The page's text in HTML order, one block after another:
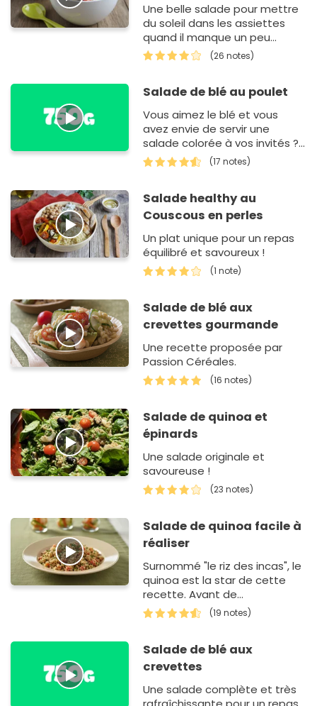
Une belle salade pour mettre
du soleil dans les assiettes
quand il manque un peu
dehors!
(26 notes)
Salade de blé au poulet
Vous aimez le blé et vous
avez envie de servir une
salade colorée à vos invités ?
Cette recette est très facile à
fai…
(17 notes)
Salade healthy au
Couscous en perles
Un plat unique pour un repas
équilibré et savoureux !
(1 note)
Salade de blé aux
crevettes gourmande
Une recette proposée par
Passion Céréales.
(16 notes)
Salade de quinoa et
épinards
Une salade originale et
savoureuse !
(23 notes)
Salade de quinoa facile à
réaliser
Surnommé "le riz des incas", le
quinoa est la star de cette
recette. Avant de
commencer, vous devez rincer
le quinoa dans de l'eau froide.
(19 notes)
Salade de blé aux
crevettes
Une salade complète et très